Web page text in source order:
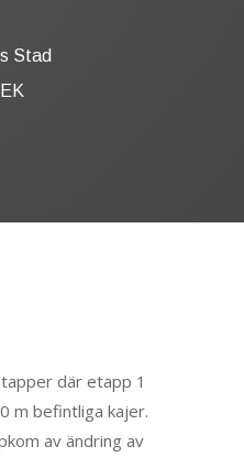
Stad
där etapp 1
m befintliga kajer.
av ändring av